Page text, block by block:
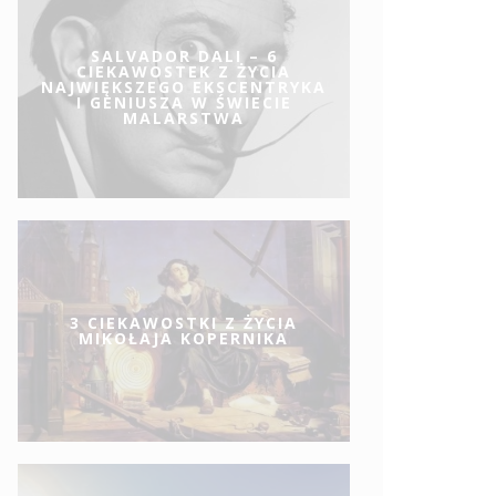
SALVADOR DALI – 6
CIEKAWOSTEK Z ŻYCIA
NAJWIĘKSZEGO EKSCENTRYKA
I GENIUSZA W ŚWIECIE
MALARSTWA
3 CIEKAWOSTKI Z ŻYCIA
MIKOŁAJA KOPERNIKA